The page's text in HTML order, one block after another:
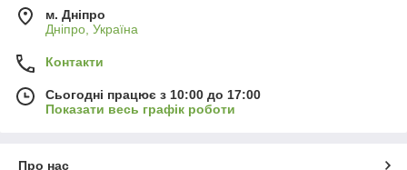
м. Дніпро
Дніпро, Україна
Контакти
Сьогодні працює з 10:00 до 17:00
Показати весь графік роботи
Про нас